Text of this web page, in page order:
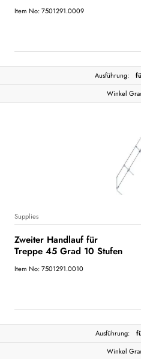
Item No: 7501291.0009
Ausführung:
Winkel
Supplies
Zweiter Handlauf für
Treppe 45 Grad 10 Stufen
Item No: 7501291.0010
Ausführung:
Winkel